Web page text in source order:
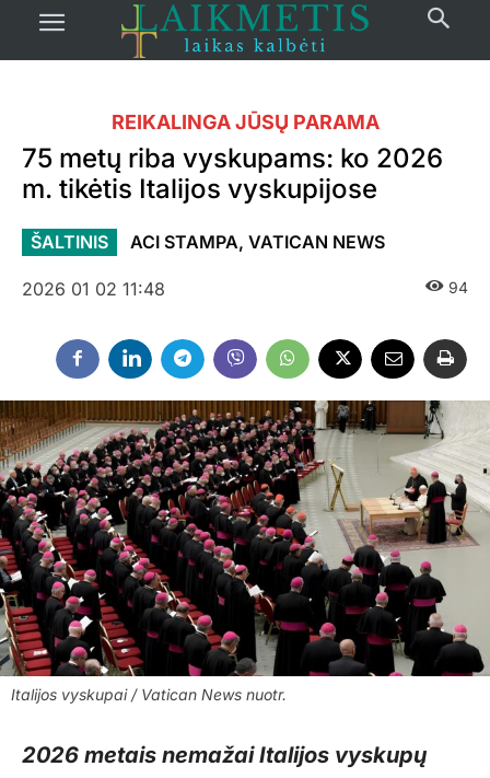
REIKALINGA JŪSŲ PARAMA
75 metų riba vyskupams: ko 2026
m. tikėtis Italijos vyskupijose
ŠALTINIS ACI STAMPA, VATICAN NEWS
2026 01 02 11:48 94
Italijos vyskupai / Vatican News nuotr.
2026 metais nemažai Italijos vyskupų